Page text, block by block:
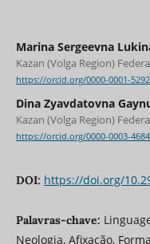
Marina Sergeevna
Kazan (Volga Region)
https://orcid.org/0000-0001-
Dina Zyavdatovna
Kazan (Volga Region)
https://orcid.org/0000-0003-
DOI: https://doi.org/
Palavras-chave:
Neologia, Afixação,